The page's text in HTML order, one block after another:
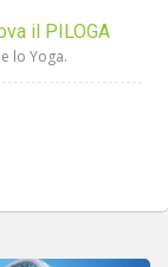
il PILOGA
lo Yoga.